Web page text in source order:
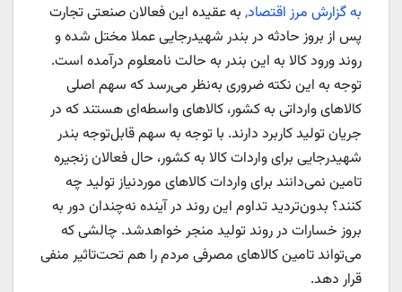
به گزارش مرز اقتصاد, به عقیده این فعالان صنعتی تجارت
پس از بروز حادثه در بندر شهیدرجایی عملا مختل شده و
روند ورود کالا به این بندر به حالت نامعلوم درآمده است.
توجه به این نکته ضروری به‌نظر می‌رسد که سهم اصلی
کالاهای وارداتی به کشور، کالاهای واسطه‌‌‌‌‌ای هستند که در
جریان تولید کاربرد دارند. با توجه به سهم قابل‌توجه بندر
شهیدرجایی برای واردات کالا به کشور، حال فعالان زنجیره
تامین نمی‌دانند برای واردات کالاهای موردنیاز تولید چه
کنند؟ بدون‌تردید تداوم این روند در آینده نه‌‌‌‌‌چندان دور به
بروز خسارات در روند تولید منجر خواهدشد. چالشی که
می‌تواند تامین کالاهای مصرفی مردم را هم تحت‌تاثیر منفی
قرار دهد.